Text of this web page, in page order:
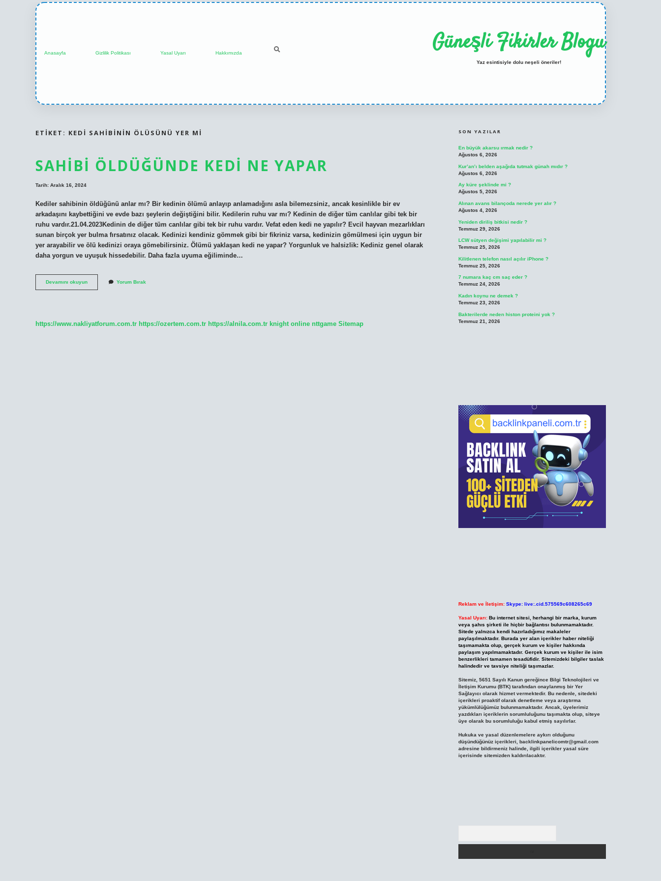
Anasayfa Gizlilik Politikası Yasal Uyarı Hakkımızda Güneşli Fikirler Blogu
Yaz esintisiyle dolu neşeli öneriler!
ETIKET: KEDI SAHIBININ ÖLÜSÜNÜ YER MI
SAHIBI ÖLDÜĞÜNDE KEDI NE YAPAR
Tarih: Aralık 16, 2024
Kediler sahibinin öldüğünü anlar mı? Bir kedinin ölümü anlayıp anlamadığını asla bilemezsiniz, ancak kesinlikle bir ev
arkadaşını kaybettiğini ve evde bazı şeylerin değiştiğini bilir. Kedilerin ruhu var mı? Kedinin de diğer tüm canlılar gibi tek bir
ruhu vardır.21.04.2023Kedinin de diğer tüm canlılar gibi tek bir ruhu vardır. Vefat eden kedi ne yapılır? Evcil hayvan mezarlıkları
sunan birçok yer bulma fırsatınız olacak. Kedinizi kendiniz gömmek gibi bir fikriniz varsa, kedinizin gömülmesi için uygun bir
yer arayabilir ve ölü kedinizi oraya gömebilirsiniz. Ölümü yaklaşan kedi ne yapar? Yorgunluk ve halsizlik: Kediniz genel olarak
daha yorgun ve uyuşuk hissedebilir. Daha fazla uyuma eğiliminde…
Devamını okuyunSahibi
Öldüğünde
Yorum Bırak
https://www.nakliyatforum.com.tr https://ozertem.com.tr https://alnila.com.tr knight online nttgame Sitemap
SON YAZILAR
En büyük akarsu ırmak nedir ?
Ağustos 6, 2026
Kur’an’ı belden aşağıda tutmak günah mıdır ?
Ağustos 6, 2026
Ay küre şeklinde mi ?
Ağustos 5, 2026
Alınan avans bilançoda nerede yer alır ?
Ağustos 4, 2026
Yeniden diriliş bitkisi nedir ?
Temmuz 29, 2026
LCW sütyen değişimi yapılabilir mi ?
Temmuz 25, 2026
Kilitlenen telefon nasıl açılır iPhone ?
Temmuz 25, 2026
7 numara kaç cm saç eder ?
Temmuz 24, 2026
Kadın koynu ne demek ?
Temmuz 23, 2026
Bakterilerde neden histon proteini yok ?
Temmuz 21, 2026
Reklam ve İletişim: Skype: live:.cid.575569c608265c69
Yasal Uyarı: Bu internet sitesi, herhangi bir marka, kurum
veya şahıs şirketi ile hiçbir bağlantısı bulunmamaktadır.
Sitede yalnızca kendi hazırladığımız makaleler
paylaşılmaktadır. Burada yer alan içerikler haber niteliği
taşımamakta olup, gerçek kurum ve kişiler hakkında
paylaşım yapılmamaktadır. Gerçek kurum ve kişiler ile isim
benzerlikleri tamamen tesadüfidir. Sitemizdeki bilgiler taslak
halindedir ve tavsiye niteliği taşımazlar.
Sitemiz, 5651 Sayılı Kanun gereğince Bilgi Teknolojileri ve
İletişim Kurumu (BTK) tarafından onaylanmış bir Yer
Sağlayıcı olarak hizmet vermektedir. Bu nedenle, sitedeki
içerikleri proaktif olarak denetleme veya araştırma
yükümlülüğümüz bulunmamaktadır. Ancak, üyelerimiz
yazdıkları içeriklerin sorumluluğunu taşımakta olup, siteye
üye olarak bu sorumluluğu kabul etmiş sayılırlar.
Hukuka ve yasal düzenlemelere aykırı olduğunu
düşündüğünüz içerikleri, backlinkpanelicomtr@gmail.com
adresine bildirmeniz halinde, ilgili içerikler yasal süre
içerisinde sitemizden kaldırılacaktır.